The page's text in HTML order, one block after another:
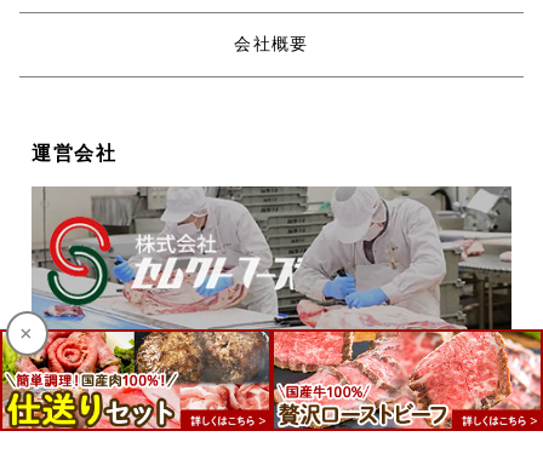
×
会社概要
運営会社